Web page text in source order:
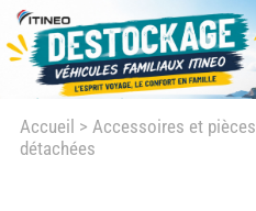
Accueil > Accessoires et pièces
détachées